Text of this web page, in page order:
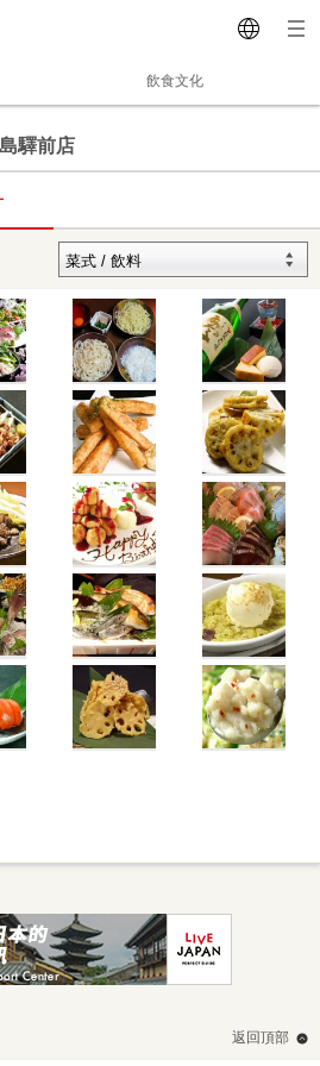
飲食文化
驛前店
返回頂部